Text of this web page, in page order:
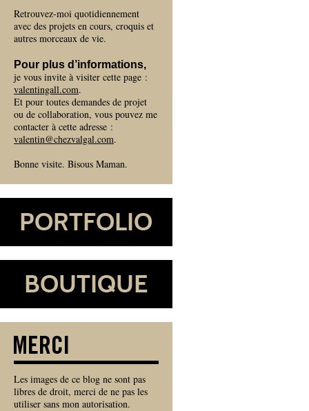
Retrouvez-moi quotidiennement
avec des projets en cours, croquis et
autres morceaux de vie.
Pour plus d’informations,
je vous invite à visiter cette page :
valentingall.com.
Et pour toutes demandes de projet
ou de collaboration, vous pouvez me
contacter à cette adresse :
valentin@chezvalgal.com.
Bonne visite. Bisous Maman.
Les images de ce blog ne sont pas
libres de droit, merci de ne pas les
utiliser sans mon autorisation.